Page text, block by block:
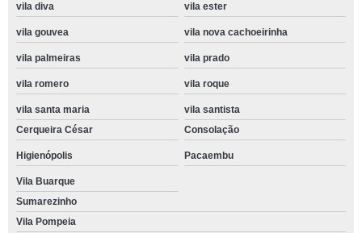
vila diva vila ester
vila gouvea vila nova cachoeirinha
vila palmeiras vila prado
vila romero vila roque
vila santa maria
vila santista
Cerqueira César
Consolação
Higienópolis Pacaembu
Vila Buarque
Sumarezinho
Vila Pompeia